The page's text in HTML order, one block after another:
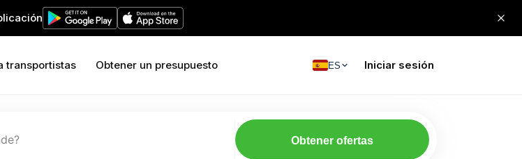
transportistas Obtener un presupuesto ES Iniciar sesión
Obtener ofertas